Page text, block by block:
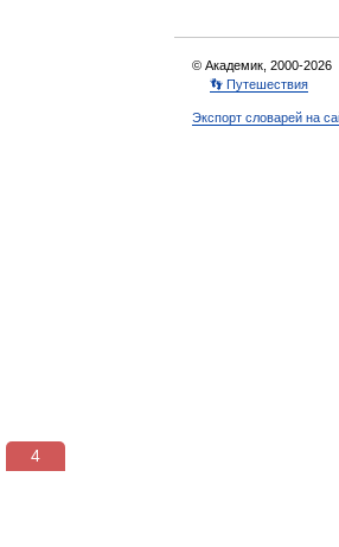
© Академик, 2000-2026
👣 Путешествия
Экспорт словарей на
3